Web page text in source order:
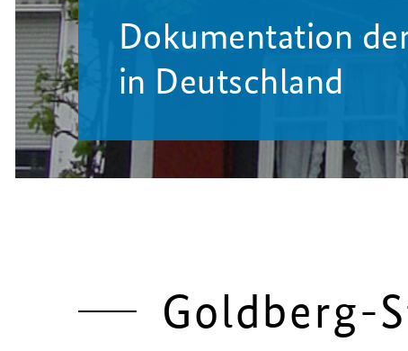
Dokumentation
in Deutschland
Goldberg-